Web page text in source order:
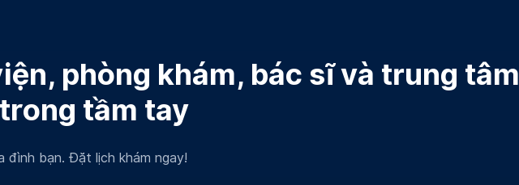
phòng khám, bác sĩ và trung tâm
tầm tay
đình bạn. Đặt lịch khám ngay!